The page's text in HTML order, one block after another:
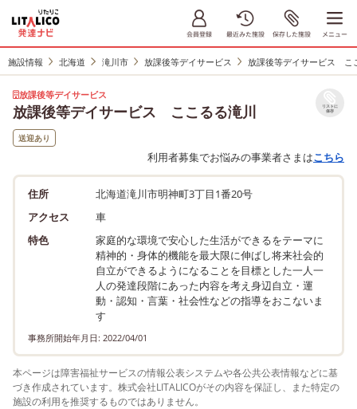
施設情報 北海道 滝川市 放課後等デイサービス 放課後等デイサービス こ
放課後等デイサービス
放課後等デイサービス ここるる滝川 リストに
保存
送迎あり
利用者募集でお悩みの事業者さまはこちら
住所
北海道滝川市明神町3丁目1番20号
アクセス
車
特色
家庭的な環境で安心した生活ができるをテーマに
精神的・身体的機能を最大限に伸ばし将来社会的
自立ができるようになることを目標とした一人一
人の発達段階にあった内容を考え身辺自立・運
動・認知・言葉・社会性などの指導をおこないま
す
事務所開始年月日: 2022/04/01
本ページは障害福祉サービスの情報公表システムや各公共公表情報などに基
づき作成されています。株式会社LITALICOがその内容を保証し、また特定の
施設の利用を推奨するものではありません。